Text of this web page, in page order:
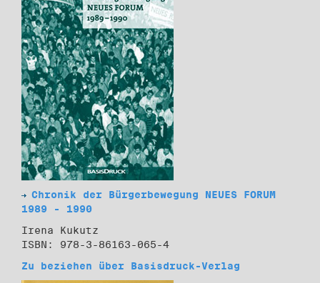
Chronik der Bürgerbewegung NEUES FORUM
1989 - 1990
Irena Kukutz
ISBN: 978-3-86163-065-4
Zu beziehen über Basisdruck-Verlag